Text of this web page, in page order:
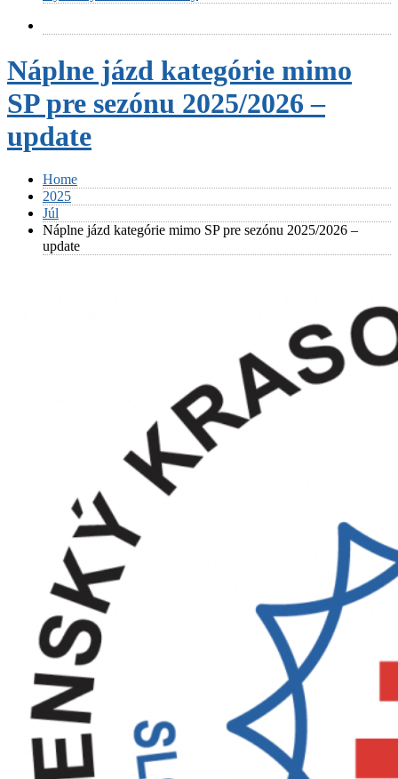
Náplne jázd kategórie mimo
SP pre sezónu 2025/2026 –
update
Home
2025
Júl
Náplne jázd kategórie mimo SP pre sezónu 2025/2026 –
update